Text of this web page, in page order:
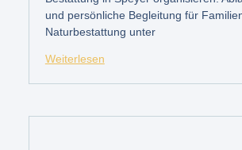
und persönliche Begleitung für
Naturbestattung unter
Weiterlesen